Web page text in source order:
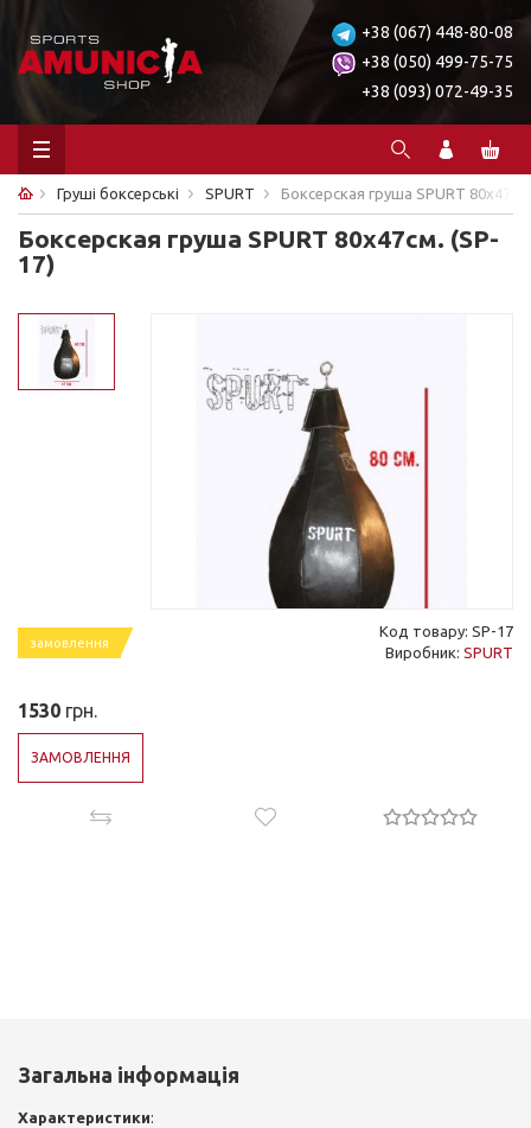
+38 (067) 448-80-08
+38 (050) 499-75-75
+38 (093) 072-49-35
Груші боксерські SPURT Боксерская груша SPURT
Боксерская груша SPURT 80х47см. (SP-
17)
замовлення
Код товару: SP-17
Виробник: SPURT
1530 грн.
ЗАМОВЛЕННЯ
Загальна інформація
Характеристики: